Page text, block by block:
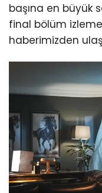
başına en büyük
final bölüm izleme
haberimizden